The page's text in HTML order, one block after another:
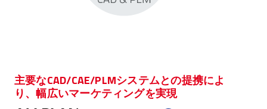
主要なCAD/CAE/PLMシステムとの提携によ
り、幅広いマーケティングを実現